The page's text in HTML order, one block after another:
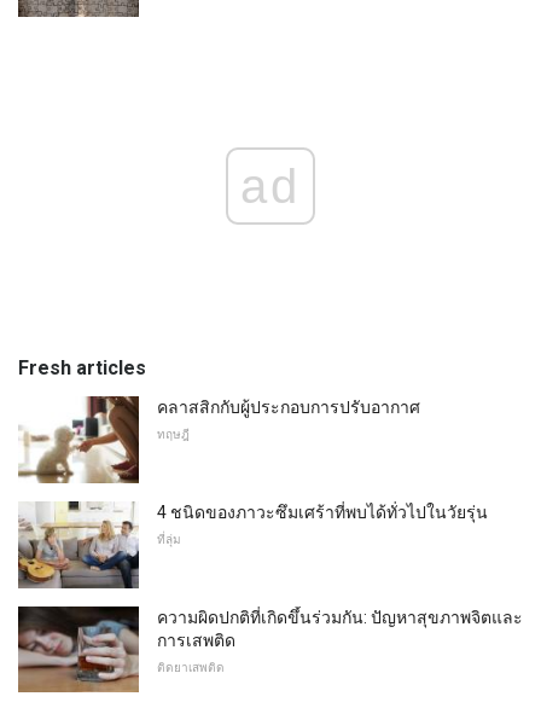
ad
Fresh articles
คลาสสิกกับผู้ประกอบการปรับอากาศ
ทฤษฎี
4 ชนิดของภาวะซึมเศร้าที่พบได้ทั่วไปในวัยรุ่น
ที่ลุ่ม
ความผิดปกติที่เกิดขึ้นร่วมกัน: ปัญหาสุขภาพจิตและ
การเสพติด
ติดยาเสพติด